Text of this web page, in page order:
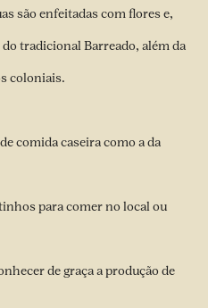
são enfeitadas com flores e,
tradicional Barreado, além da
coloniais.
comida caseira como a da
para comer no local ou
de graça a produção de